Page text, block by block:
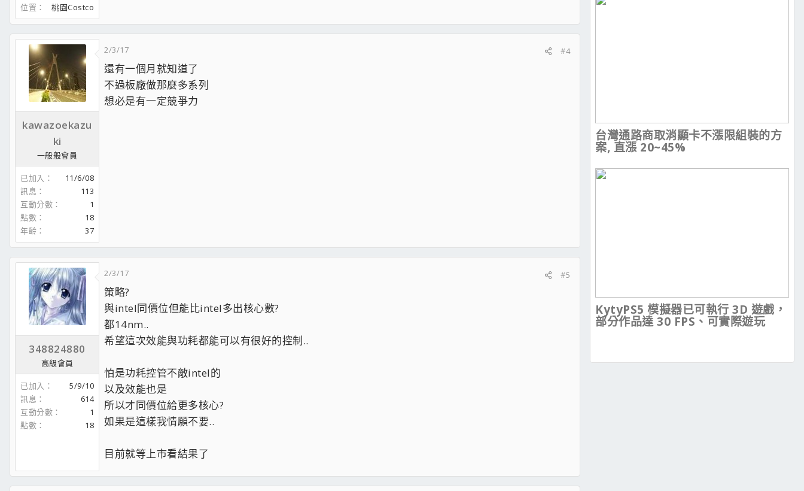
位置
桃園Costco
kawazoekazu
ki
一般般會員
已加入
11/6/08
訊息
113
互動分數
1
點數
18
年齡
37
2/3/17 #4
還有一個月就知道了
不過板廠做那麼多系列
想必是有一定競爭力
348824880
高級會員
已加入
5/9/10
訊息
614
互動分數
1
點數
18
2/3/17 #5
策略?
與intel同價位但能比intel多出核心數?
都14nm..
希望這次效能與功耗都能可以有很好的控制..
怕是功耗控管不敵intel的
以及效能也是
所以才同價位給更多核心?
如果是這樣我情願不要..
目前就等上市看結果了
台灣通路商取消顯卡不漲限組裝的方
案, 直漲 20~45%
KytyPS5 模擬器已可執行 3D 遊戲，
部分作品達 30 FPS、可實際遊玩